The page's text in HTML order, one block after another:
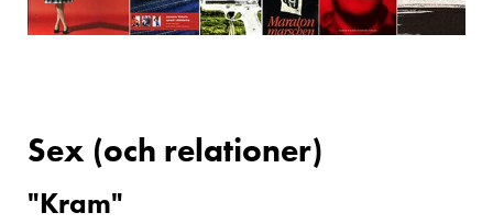
Sex (och relationer)
"Kram"